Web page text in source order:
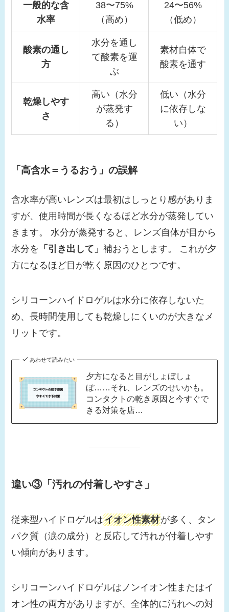
一般的な含
水率
38〜75%
（高め）
24〜56%
（低め）
酸素の通し
方
水分を通し
て酸素を運
ぶ
素材自体で
酸素を通す
乾燥しやす
さ
高い（水分
が蒸発す
る）
低い（水分
に依存しな
い）
「高含水＝うるおう」の誤解
含水率が高いレンズは最初はしっとり感がありま
すが、使用時間が長くなるほど水分が蒸発してい
きます。 水分が蒸発すると、レンズ自体が目から
水分を 「引き出して」補おうとします。 これが夕
方になるほど目が乾く原因のひとつです。
シリコーンハイドロゲルは水分に依存しないた
め、長時間使用しても乾燥しにくいのが大きなメ
リットです。
あわせて読みたい
夕方になると目がしょぼしょ
ぼ……それ、レンズのせいかも。
コンタクトの乾き原因と今すぐで
きる対策を店…
違い③「汚れの付着しやすさ」
従来型ハイドロゲルはイオン性素材が多く、タン
パク質（涙の成分）と反応して汚れが付着しやす
い傾向があります。
シリコーンハイドロゲルはノンイオン性またはイ
オン性の両方がありますが、全体的に汚れへの対